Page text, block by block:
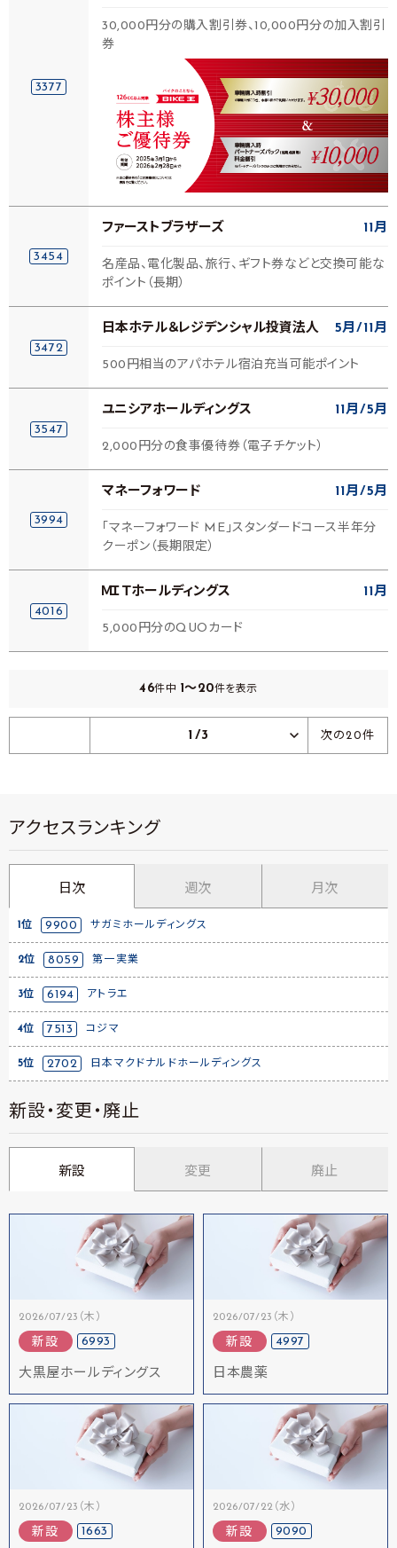
3377
30,000円分の購入割引券、10,000円分の加入割引
券
3454
ファーストブラザーズ 11月
名産品、電化製品、旅行、ギフト券などと交換可能な
ポイント（長期）
3472
日本ホテル＆レジデンシャル投資法人 5月 11月
500円相当のアパホテル宿泊充当可能ポイント
3547
ユニシアホールディングス 11月 5月
2,000円分の食事優待券（電子チケット）
3994
マネーフォワード 11月 5月
「マネーフォワード ME」スタンダードコース半年分
クーポン（長期限定）
4016
ＭＩＴホールディングス 11月
5,000円分のQUOカード
46件中 1～20件を表示
1/3 次の20件
アクセスランキング
日次 週次 月次
1位 9900 サガミホールディングス
2位 8059 第一実業
3位 6194 アトラエ
4位 7513 コジマ
5位 2702 日本マクドナルドホールディングス
新設・変更・廃止
新設 変更 廃止
2026/07/23（木）
新設 6993
大黒屋ホールディングス
2026/07/23（木）
新設 4997
日本農薬
2026/07/23（木）
新設 1663
2026/07/22（水）
新設 9090